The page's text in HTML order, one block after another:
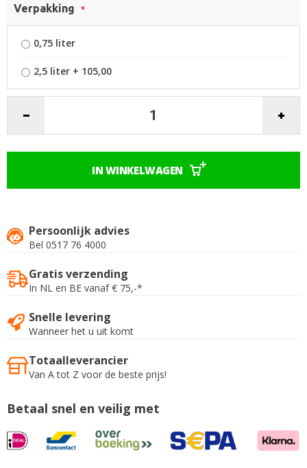
afbeeldingen-
gallerij
Verpakking
0,75 liter
2,5 liter + 105,00
IN WINKELWAGEN
Persoonlijk advies
Bel 0517 76 4000
Gratis verzending
In NL en BE vanaf € 75,-*
Snelle levering
Wanneer het u uit komt
Totaalleverancier
Van A tot Z voor de beste prijs!
Betaal snel en veilig met